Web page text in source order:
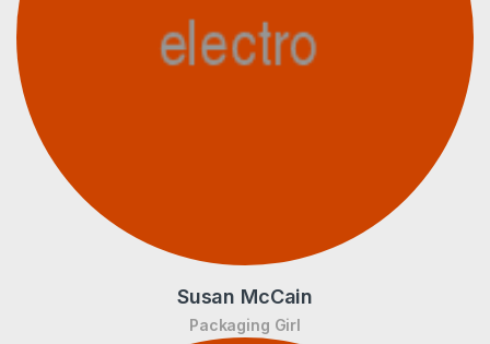
Susan McCain
Packaging Girl